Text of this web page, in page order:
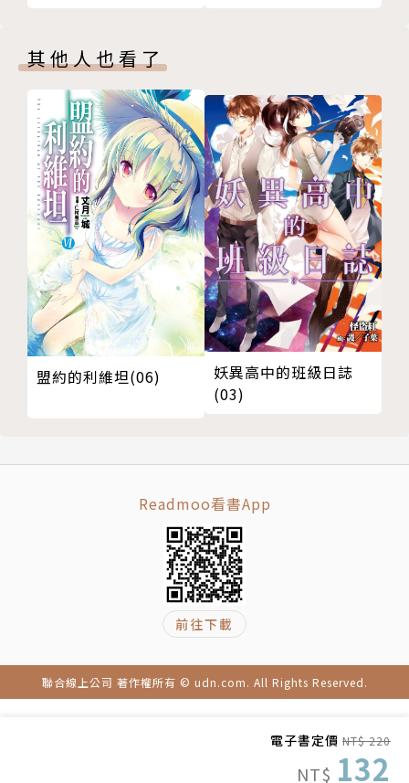
電子書定價 NT$ 220
NT$ 132
其他人也看了
盟約的利維坦(06)
妖異高中的班級日誌
(03)
Readmoo看書App
前往下載
聯合線上公司 著作權所有 © udn.com. All Rights Reserved.